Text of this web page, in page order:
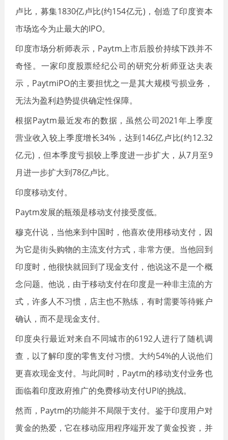
卢比，募集1830亿卢比(约154亿元)，创造了印度资本
市场迄今为止最大的IPO。
印度市场分析师表示，Paytm上市后股价持续下跌并不
奇怪。一家印度股票经纪公司的研究分析师亚达夫表
示，PaytmiPO的主要担忧之一是其大规模亏损业务，
无法为盈利趋势提供确定性保障。
根据Paytm最近发布的数据，虽然公司2021年上季度
营业收入较上季度增长34%，达到146亿卢比(约12.32
亿元)，但本季度亏损较上季度进一步扩大，从7月至9
月进一步扩大到78亿卢比。
印度移动支付。
Paytm发展的瓶颈是移动支付接受度低。
穆克什说，当他来到中国时，他喜欢使用移动支付，因
为它是街头购物的主流支付方式，非常方便。当他回到
印度时，他很快就回到了现金支付，他说这不是一个概
念问题。他说，由于移动支付在印度是一种非主流的方
式，许多人不习惯，店主也不熟练，有时需要等待账户
确认，而不是现金支付。
印度央行最近对来自不同城市的6192人进行了随机调
查，以了解印度的零售支付习惯。大约54%的人说他们
更喜欢现金支付。与此同时，Paytm的移动支付业务也
面临着印度政府推广的免费移动支付UPI的挑战。
然而，Paytm的功能并不局限于支付。鉴于印度用户对
黄金的热爱，它在移动应用程序端开发了黄金投资，并